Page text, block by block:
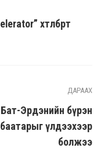
хөтөлбөрт
ДАРААХ
Эрдэнийн бүрэн
үлдээхээр
болжээ